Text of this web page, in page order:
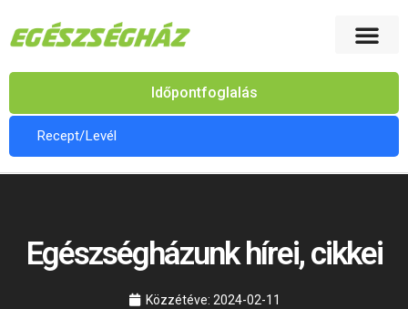
Időpontfoglalás
Recept/Levél
Egészségházunk hírei, cikkei
Közzétéve: 2024-02-11